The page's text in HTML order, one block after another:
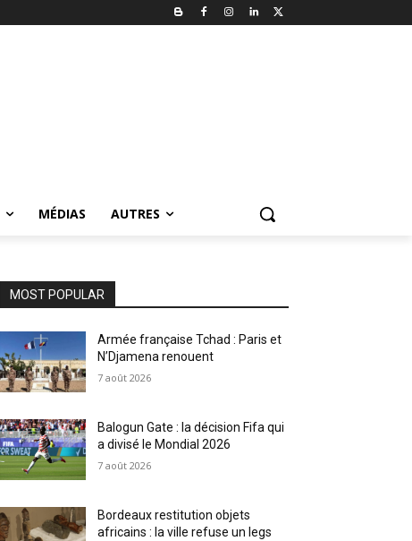
MÉDIAS AUTRES
MOST POPULAR
Armée française Tchad : Paris et
N’Djamena renouent
7 août 2026
Balogun Gate : la décision Fifa qui
a divisé le Mondial 2026
7 août 2026
Bordeaux restitution objets
africains : la ville refuse un legs